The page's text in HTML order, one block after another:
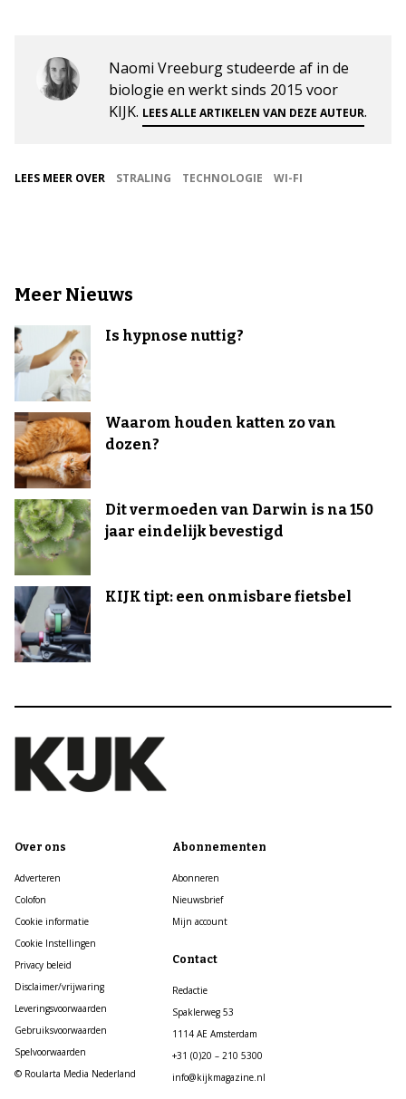
Naomi Vreeburg studeerde af in de
biologie en werkt sinds 2015 voor
KIJK. LEES ALLE ARTIKELEN VAN DEZE AUTEUR.
LEES MEER OVER STRALING TECHNOLOGIE WI-FI
Meer Nieuws
Is hypnose nuttig?
Waarom houden katten zo van
dozen?
Dit vermoeden van Darwin is na 150
jaar eindelijk bevestigd
KIJK tipt: een onmisbare fietsbel
Over ons
Adverteren
Colofon
Cookie informatie
Cookie Instellingen
Privacy beleid
Disclaimer/vrijwaring
Leveringsvoorwaarden
Gebruiksvoorwaarden
Spelvoorwaarden
© Roularta Media Nederland
Abonnementen
Abonneren
Nieuwsbrief
Mijn account
Contact
Redactie
Spaklerweg 53
1114 AE Amsterdam
+31 (0)20 – 210 5300
info@kijkmagazine.nl